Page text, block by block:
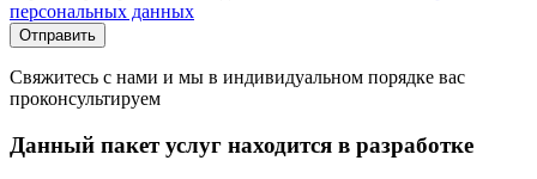
персональных данных
Свяжитесь с нами и мы в индивидуальном порядке вас
проконсультируем
Данный пакет услуг находится в разработке